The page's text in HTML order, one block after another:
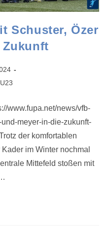
Schuster, Özer
Zukunft
U23
www.fupa.net/news/vfb-
meyer-in-die-zukunft-
der komfortablen
im Winter nochmal
Mittefeld stoßen mit